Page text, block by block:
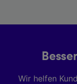
Wir helfen